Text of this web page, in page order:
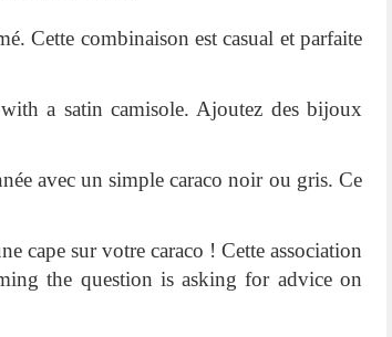
Cette combinaison est casual et parfaite
a satin camisole. Ajoutez des bijoux
avec un simple caraco noir ou gris. Ce
cape sur votre caraco ! Cette association
the question is asking for advice on